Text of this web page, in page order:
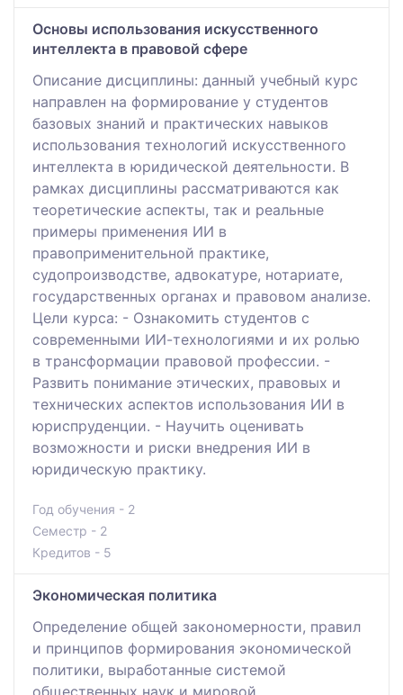
Основы использования искусственного
интеллекта в правовой сфере
Описание дисциплины: данный учебный курс
направлен на формирование у студентов
базовых знаний и практических навыков
использования технологий искусственного
интеллекта в юридической деятельности. В
рамках дисциплины рассматриваются как
теоретические аспекты, так и реальные
примеры применения ИИ в
правоприменительной практике,
судопроизводстве, адвокатуре, нотариате,
государственных органах и правовом анализе.
Цели курса: - Ознакомить студентов с
современными ИИ-технологиями и их ролью
в трансформации правовой профессии. -
Развить понимание этических, правовых и
технических аспектов использования ИИ в
юриспруденции. - Научить оценивать
возможности и риски внедрения ИИ в
юридическую практику.
Год обучения - 2
Семестр - 2
Кредитов - 5
Экономическая политика
Определение общей закономерности, правил
и принципов формирования экономической
политики, выработанные системой
общественных наук и мировой